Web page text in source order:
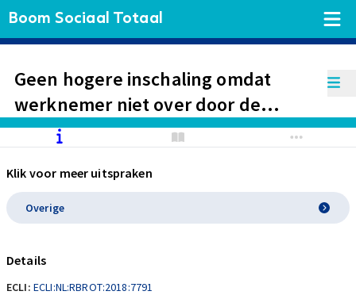
Boom Sociaal Totaal
Geen hogere inschaling omdat
werknemer niet over door de
branche erkend certificaat beschikt.
Wel flinke nabetaling salaris omdat
werkgeefster niet heeft
aangetoond dat werknemer geen
recht had op toeslag bijzondere
uren en dat eindejaarsuitkering is
betaald.
Klik voor meer uitspraken
Overige
Details
ECLI: ECLI:NL:RBROT:2018:7791